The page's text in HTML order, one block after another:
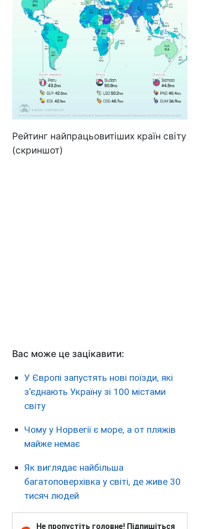
Рейтинг найпрацьовитіших країн світу
(скриншот)
Вас може це зацікавити:
У Європі запустять нові поїзди, які
з'єднають Україну зі 100 містами
світу
Чому у Норвегії є море, а от пляжів
майже немає
Як виглядає найбільша
багатоповерхівка у світі, де живе 30
тисяч людей
Не пропустіть головне! Підпишіться